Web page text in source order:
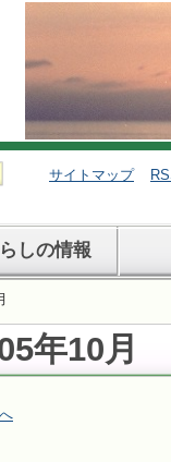
サイトマップ
しの情報
年10月